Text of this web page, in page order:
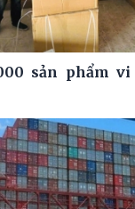
sản phẩm